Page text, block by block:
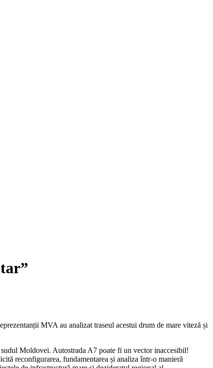
MVA au analizat traseul acestui drum de mare viteză și
Moldovei. Autostrada A7 poate fi un vector inaccesibil!
reconfigurarea, fundamentarea și analiza într-o manieră